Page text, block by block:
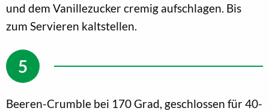
und dem Vanillezucker cremig aufschlagen. Bis
zum Servieren kaltstellen.
Beeren-Crumble bei 170 Grad, geschlossen für 40-